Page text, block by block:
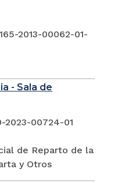
2013-00062-01-
- Sala de
2023-00724-01
de Reparto de la
y Otros